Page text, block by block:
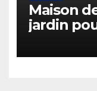
Maison
jardin
Mazara